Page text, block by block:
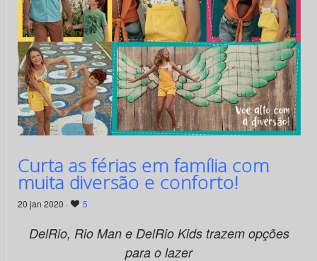
Curta as férias em família com
muita diversão e conforto!
20 jan 2020 · 5
DelRio, Rio Man e DelRio Kids trazem opções
para o lazer